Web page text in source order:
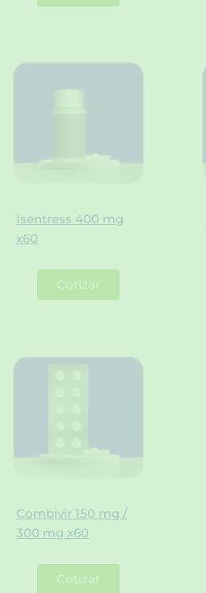
Isentress 400 mg
x60
Cotizar
Combivir 150 mg /
300 mg x60
Cotizar